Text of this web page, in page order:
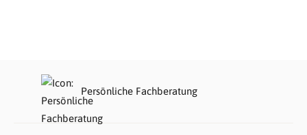
Persönliche Fachberatung